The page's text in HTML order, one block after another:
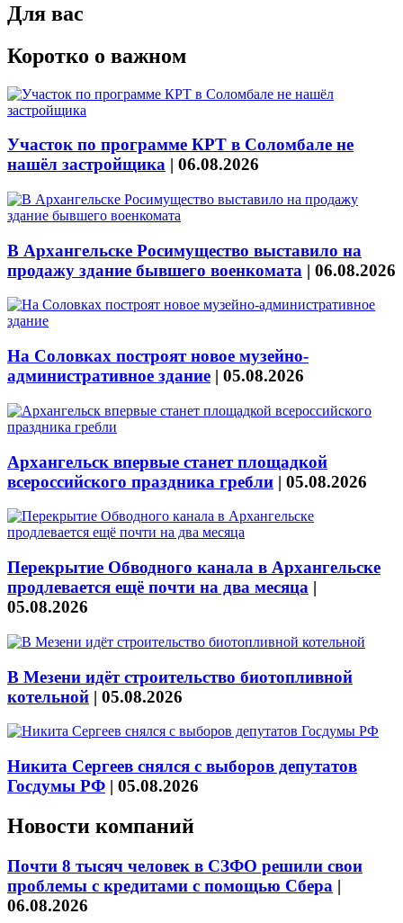
Для вас
Коротко о важном
Участок по программе КРТ в Соломбале не
нашёл застройщика | 06.08.2026
В Архангельске Росимущество выставило на
продажу здание бывшего военкомата | 06.08.2026
На Соловках построят новое музейно-
административное здание | 05.08.2026
Архангельск впервые станет площадкой
всероссийского праздника гребли | 05.08.2026
Перекрытие Обводного канала в Архангельске
продлевается ещё почти на два месяца |
05.08.2026
В Мезени идёт строительство биотопливной
котельной | 05.08.2026
Никита Сергеев снялся с выборов депутатов
Госдумы РФ | 05.08.2026
Новости компаний
Почти 8 тысяч человек в СЗФО решили свои
проблемы с кредитами с помощью Сбера |
06.08.2026